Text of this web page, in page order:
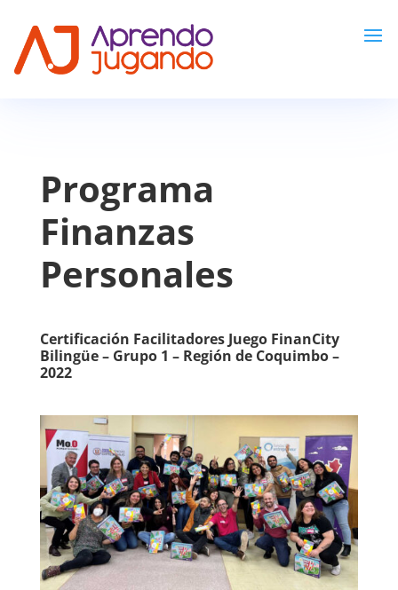
Programa
Finanzas
Personales
Certificación Facilitadores Juego FinanCity
Bilingüe – Grupo 1 – Región de Coquimbo –
2022